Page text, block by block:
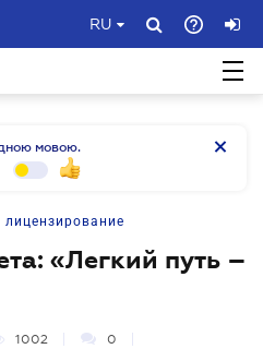
RU
мовою.
лицензирование
«Легкий путь –
1002 0